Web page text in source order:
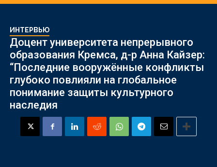
ИНТЕРВЬЮ
Доцент университета непрерывного
образования Кремса, д-р Анна Кайзер:
“Последние вооружённые конфликты
глубоко повлияли на глобальное
понимание защиты культурного
наследия